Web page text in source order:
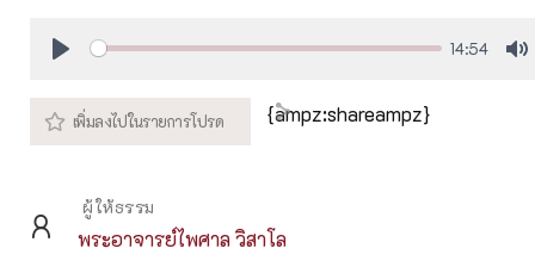
14:54
{ampz:shareampz}
ผู้ให้ธรรม
พระอาจารย์ไพศาล วิสาโล